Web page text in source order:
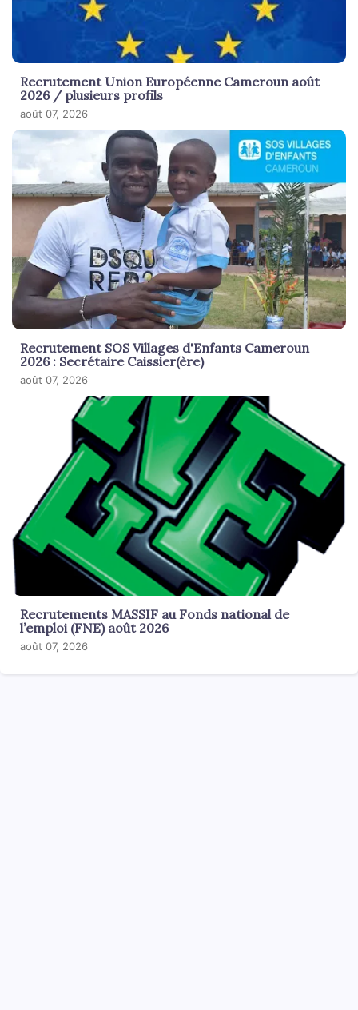
Recrutement Union Européenne Cameroun août
2026 / plusieurs profils
août 07, 2026
Recrutement SOS Villages d'Enfants Cameroun
2026 : Secrétaire Caissier(ère)
août 07, 2026
Recrutements MASSIF au Fonds national de
l’emploi (FNE) août 2026
août 07, 2026